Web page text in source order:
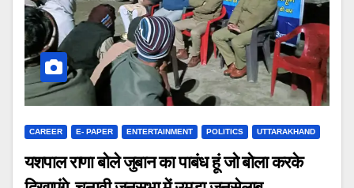
CAREER E- PAPER ENTERTAINMENT POLITICS UTTARAKHAND
यशपाल राणा बोले जुबान का पाबंध हूं जो बोला करके